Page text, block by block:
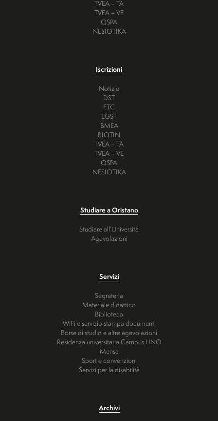
TVEA – TA
TVEA – VE
QSPA
NESIOTIKA
Iscrizioni
Notizie
DST
ETC
EGST
BMEA
BIOTIN
TVEA – TA
TVEA – VE
QSPA
NESIOTIKA
Studiare a Oristano
Studiare all’Università
Agevolazioni
Servizi
Segreteria
Materiale didattico
Biblioteca
WiFi e servizio stampa documenti
Borse di studio e altre agevolazioni
Residenza universitaria Campus UNO
Mensa
Sport e convenzioni
Servizi per la disabilità
Archivi